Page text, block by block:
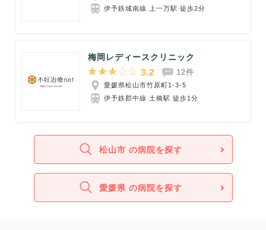
伊予鉄城南線 上一万駅 徒歩2分
梅岡レディースクリニック
3.2 12件
愛媛県松山市竹原町1-3-5
伊予鉄郡中線 土橋駅 徒歩1分
松山市 の病院を探す
愛媛県 の病院を探す